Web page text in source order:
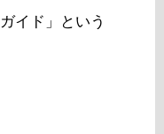
イド」という